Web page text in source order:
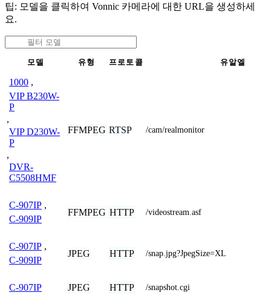
팁: 모델을 클릭하여 Vonnic 카메라에 대한 URL을 생성하세
요.
모델 유형 프로토콜 유알엘
1000 ,
VIP B230W-
P
,
VIP D230W-
P
,
DVR-
C5508HMF
FFMPEG RTSP /cam/realmonitor
C-907IP ,
C-909IP
FFMPEG HTTP /videostream.asf
C-907IP ,
C-909IP
JPEG HTTP /snap.jpg?JpegSize=XL
C-907IP JPEG HTTP /snapshot.cgi